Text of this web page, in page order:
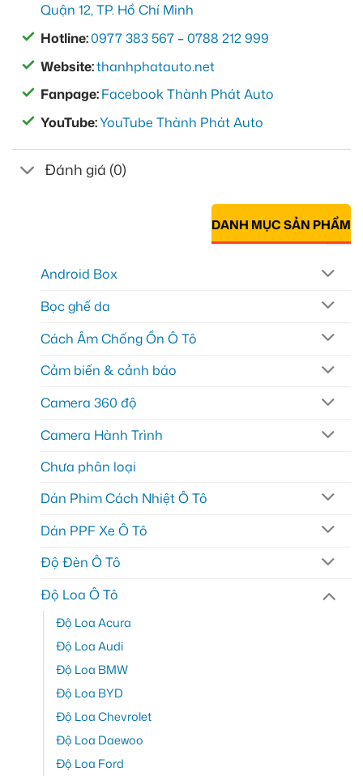
Quận 12, TP. Hồ Chí Minh
Hotline:0977 383 567 –0788 212 999
Website:thanhphatauto.net
Fanpage:Facebook Thành Phát Auto
YouTube:YouTube Thành Phát Auto
Đánh giá (0)
DANH MỤC SẢN PHẨM
Android Box
Bọc ghế da
Cách Âm Chống Ồn Ô Tô
Cảm biến & cảnh báo
Camera 360 độ
Camera Hành Trình
Chưa phân loại
Dán Phim Cách Nhiệt Ô Tô
Dán PPF Xe Ô Tô
Độ Đèn Ô Tô
Độ Loa Ô Tô
Độ Loa Acura
Độ Loa Audi
Độ Loa BMW
Độ Loa BYD
Độ Loa Chevrolet
Độ Loa Daewoo
Độ Loa Ford